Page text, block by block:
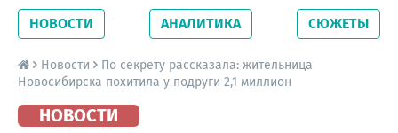
Новосибирской области. Читайте свежие
новости на сайте сетевого издания
Precedent.
НОВОСТИ АНАЛИТИКА СЮЖЕТЫ
Новости
По секрету рассказала: жительница
Новосибирска похитила у подруги 2,1 миллион
НОВОСТИ